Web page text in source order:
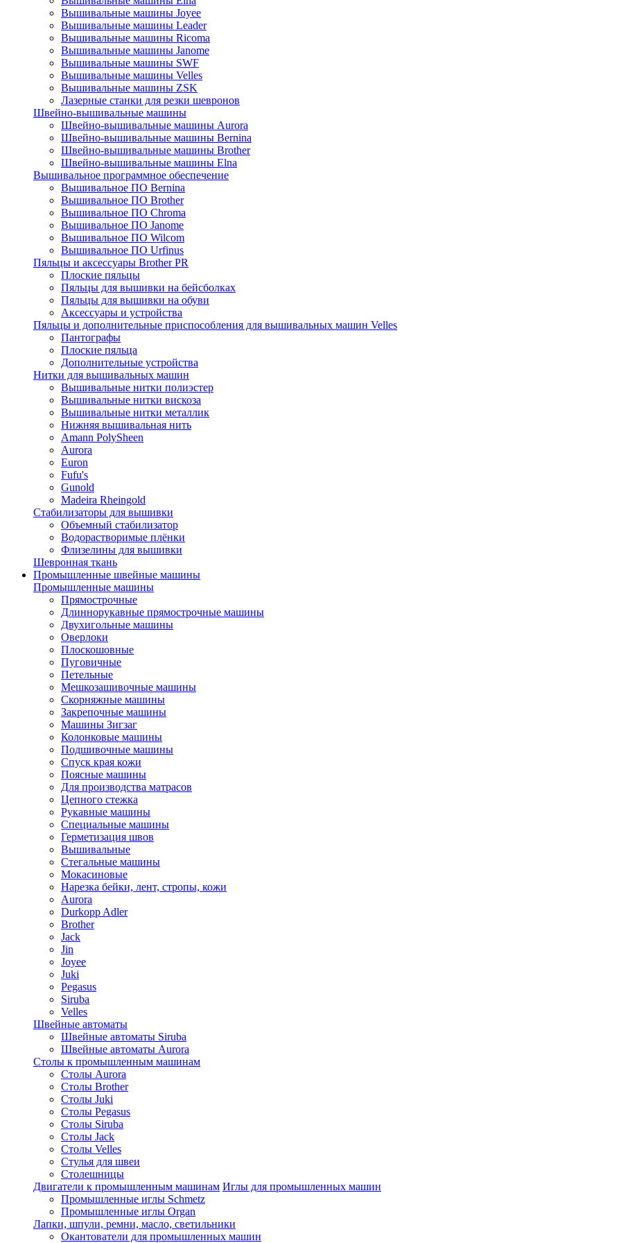
Вышивальные машины Joyee
Вышивальные машины Leader
Вышивальные машины Ricoma
Вышивальные машины Janome
Вышивальные машины SWF
Вышивальные машины Velles
Вышивальные машины ZSK
Лазерные станки для резки шевронов
Швейно-вышивальные машины
Швейно-вышивальные машины Aurora
Швейно-вышивальные машины Bernina
Швейно-вышивальные машины Brother
Швейно-вышивальные машины Elna
Вышивальное программное обеспечение
Вышивальное ПО Bernina
Вышивальное ПО Brother
Вышивальное ПО Chroma
Вышивальное ПО Janome
Вышивальное ПО Wilcom
Вышивальное ПО Urfinus
Пяльцы и аксессуары Brother PR
Плоские пяльцы
Пяльцы для вышивки на бейсболках
Пяльцы для вышивки на обуви
Аксессуары и устройства
Пяльцы и дополнительные приспособления для вышивальных машин Velles
Пантографы
Плоские пяльца
Дополнительные устройства
Нитки для вышивальных машин
Вышивальные нитки полиэстер
Вышивальные нитки вискоза
Вышивальные нитки металлик
Нижняя вышивальная нить
Amann PolySheen
Aurora
Euron
Fufu's
Gunold
Madeira Rheingold
Стабилизаторы для вышивки
Объемный стабилизатор
Водорастворимые плёнки
Флизелины для вышивки
Шевронная ткань
Промышленные швейные машины
Промышленные машины
Прямострочные
Длиннорукавные прямострочные машины
Двухигольные машины
Оверлоки
Плоскошовные
Пуговичные
Петельные
Мешкозашивочные машины
Скорняжные машины
Закрепочные машины
Машины Зигзаг
Колонковые машины
Подшивочные машины
Спуск края кожи
Поясные машины
Для производства матрасов
Цепного стежка
Рукавные машины
Специальные машины
Герметизация швов
Вышивальные
Стегальные машины
Мокасиновые
Нарезка бейки, лент, стропы, кожи
Aurora
Durkopp Adler
Brother
Jack
Jin
Joyee
Juki
Pegasus
Siruba
Velles
Швейные автоматы
Швейные автоматы Siruba
Швейные автоматы Aurora
Столы к промышленным машинам
Столы Aurora
Столы Brother
Столы Juki
Столы Pegasus
Столы Siruba
Столы Jack
Столы Velles
Стулья для швеи
Столешницы
Двигатели к промышленным машинам Иглы для промышленных машин
Промышленные иглы Schmetz
Промышленные иглы Organ
Лапки, шпули, ремни, масло, светильники
Окантователи для промышленных машин